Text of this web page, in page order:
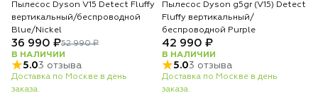
Пылесос Dyson V15 Detect Fluffy
вертикальный/беспроводной
Blue/Nickel
36 990 ₽52 990 ₽
В НАЛИЧИИ
5.03 отзыва
Доставка по Москве в день
заказа.
Пылесос Dyson g5gr (V15) Detect
Fluffy вертикальный/
беспроводной Purple
42 990 ₽
В НАЛИЧИИ
5.03 отзыва
Доставка по Москве в день
заказа.